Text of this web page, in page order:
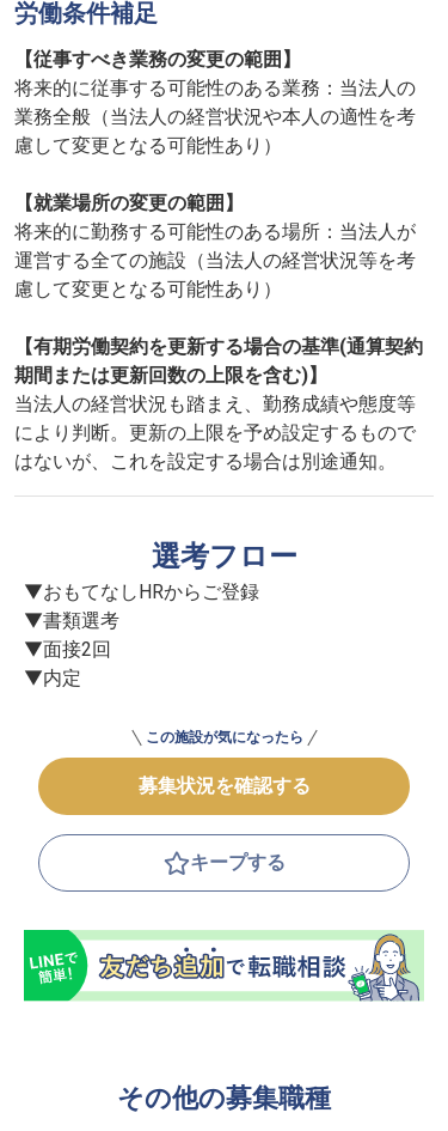
労働条件補足
【従事すべき業務の変更の範囲】
将来的に従事する可能性のある業務：当法人の
業務全般（当法人の経営状況や本人の適性を考
慮して変更となる可能性あり）
【就業場所の変更の範囲】
将来的に勤務する可能性のある場所：当法人が
運営する全ての施設（当法人の経営状況等を考
慮して変更となる可能性あり）
【有期労働契約を更新する場合の基準(通算契約
期間または更新回数の上限を含む)】
当法人の経営状況も踏まえ、勤務成績や態度等
により判断。更新の上限を予め設定するもので
はないが、これを設定する場合は別途通知。
選考フロー
▼おもてなしHRからご登録
▼書類選考
▼面接2回
▼内定
この施設が気になったら
募集状況を確認する
キープする
その他の募集職種